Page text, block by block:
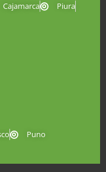
Cajamarca
Piura
Puno